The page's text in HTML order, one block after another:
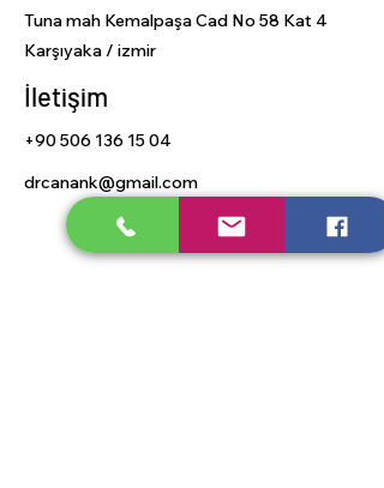
Tuna mah Kemalpaşa Cad No 58 Kat 4
Karşıyaka / izmir
İletişim
+90 506 136 15 04
drcanank@gmail.com